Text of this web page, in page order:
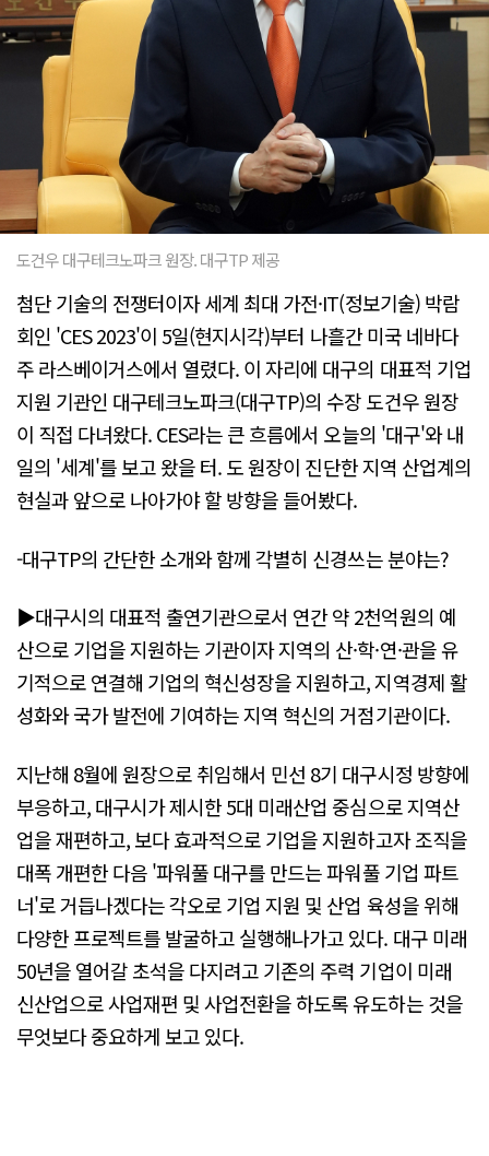
도건우 대구테크노파크 원장. 대구TP 제공
첨단 기술의 전쟁터이자 세계 최대 가전·IT(정보기술) 박람
회인 'CES 2023'이 5일(현지시각)부터 나흘간 미국 네바다
주 라스베이거스에서 열렸다. 이 자리에 대구의 대표적 기업
지원 기관인 대구테크노파크(대구TP)의 수장 도건우 원장
이 직접 다녀왔다. CES라는 큰 흐름에서 오늘의 '대구'와 내
일의 '세계'를 보고 왔을 터. 도 원장이 진단한 지역 산업계의
현실과 앞으로 나아가야 할 방향을 들어봤다.
-대구TP의 간단한 소개와 함께 각별히 신경쓰는 분야는?
▶대구시의 대표적 출연기관으로서 연간 약 2천억원의 예
산으로 기업을 지원하는 기관이자 지역의 산·학·연·관을 유
기적으로 연결해 기업의 혁신성장을 지원하고, 지역경제 활
성화와 국가 발전에 기여하는 지역 혁신의 거점기관이다.
지난해 8월에 원장으로 취임해서 민선 8기 대구시정 방향에
부응하고, 대구시가 제시한 5대 미래산업 중심으로 지역산
업을 재편하고, 보다 효과적으로 기업을 지원하고자 조직을
대폭 개편한 다음 '파워풀 대구를 만드는 파워풀 기업 파트
너'로 거듭나겠다는 각오로 기업 지원 및 산업 육성을 위해
다양한 프로젝트를 발굴하고 실행해나가고 있다. 대구 미래
50년을 열어갈 초석을 다지려고 기존의 주력 기업이 미래
신산업으로 사업재편 및 사업전환을 하도록 유도하는 것을
무엇보다 중요하게 보고 있다.